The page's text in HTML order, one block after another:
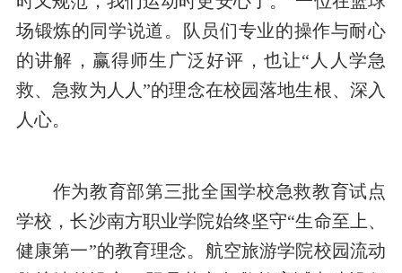
场锻炼的同学说道。队员们专业的操作与耐心
的讲解，赢得师生广泛好评，也让“人人学急
救、急救为人人”的理念在校园落地生根、深入
人心。
作为教育部第三批全国学校急救教育试点
学校，长沙南方职业学院始终坚守“生命至上、
健康第一”的教育理念。航空旅游学院校园流动